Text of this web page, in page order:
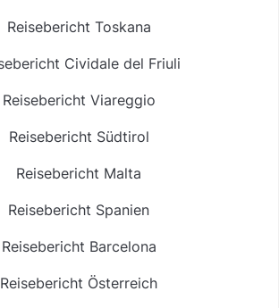
Reisebericht Toskana
Cividale del Friuli
Reisebericht Viareggio
Reisebericht Südtirol
Reisebericht Malta
Reisebericht Spanien
Reisebericht Barcelona
Reisebericht Österreich